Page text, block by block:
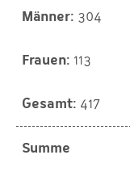
304
113
417
Summe